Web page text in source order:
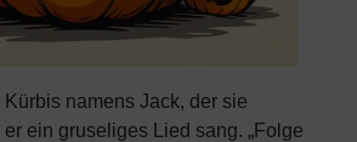
namens Jack, der sie
ein gruseliges Lied sang. „Folge